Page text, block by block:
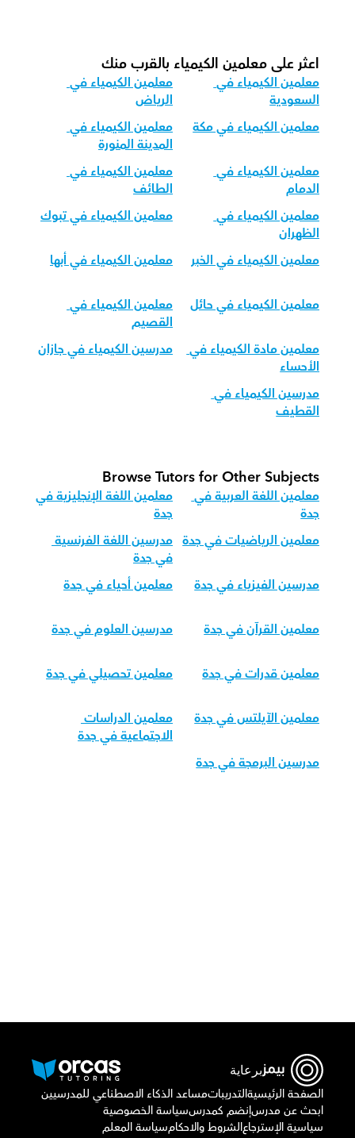
اعثر على معلمين الكيمياء بالقرب منك
معلمين الكيمياء في
السعودية
معلمين الكيمياء في
الرياض
معلمين الكيمياء في مكة
معلمين الكيمياء في
المدينة المنورة
معلمين الكيمياء في
الدمام
معلمين الكيمياء في
الطائف
معلمين الكيمياء في
الظهران
معلمين الكيمياء في تبوك
معلمين الكيمياء في الخبر
معلمين الكيمياء في أبها
معلمين الكيمياء في حائل
معلمين الكيمياء في
القصيم
معلمين مادة الكيمياء في
الأحساء
مدرسين الكيمياء في جازان
مدرسين الكيمياء في
القطيف
Browse Tutors for Other Subjects
معلمين اللغة العربية في
جدة
معلمين اللغة الإنجليزية في
جدة
معلمين الرياضيات في جدة
مدرسين اللغة الفرنسية
في جدة
مدرسين الفيزياء في جدة
معلمين أحياء في جدة
معلمين القرآن في جدة
مدرسين العلوم في جدة
معلمين قدرات في جدة
معلمين تحصيلي في جدة
معلمين الآيلتس في جدة
معلمين الدراسات
الاجتماعية في جدة
مدرسين البرمجة في جدة
قم بتحميل تطبيق أوركاس
برعاية
الصفحة الرئيسيةالتدريباتمساعد الذكاء الاصطناعي للمدرسيين
ابحث عن مدرسإنضم كمدرسسياسة الخصوصية
سياسية الإسترجاعالشروط والاحكامسياسة المعلم